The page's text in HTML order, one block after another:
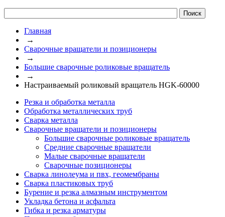
Главная
→
Сварочные вращатели и позиционеры
→
Большие сварочные роликовые вращатель
→
Настраиваемый роликовый вращатель HGK-60000
Резка и обработка металла
Обработка металлических труб
Сварка металла
Сварочные вращатели и позиционеры
Большие сварочные роликовые вращатель
Средние сварочные вращатели
Малые сварочные вращатели
Сварочные позиционеры
Сварка линолеума и пвх, геомембраны
Сварка пластиковых труб
Бурение и резка алмазным инструментом
Укладка бетона и асфальта
Гибка и резка арматуры